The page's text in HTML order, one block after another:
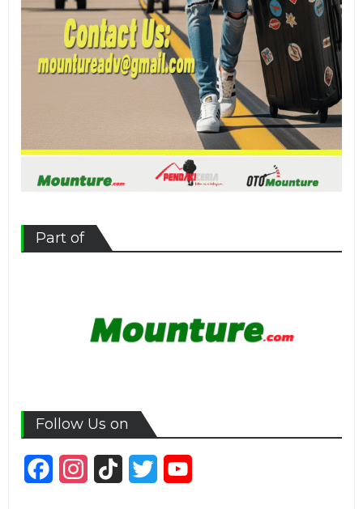
Part of
Follow Us on
FacebookInstagram
TikTok Twitter